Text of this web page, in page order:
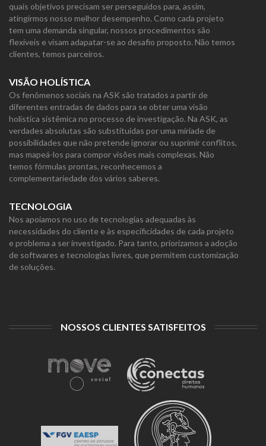
quais objetivos precisam ser perseguidos para, assim,
atingirmos nosso melhor desempenho. Como cada projeto
tem uma demanda singular, nossos procedimentos são
flexíveis e visam adapatar-se ao desafio proposto. Não temos
clientes, temos parceiros.
VISÃO HOLÍSTICA
Os fenômenos sociais na ASK são tratados a partir de
diferentes entradas de dados para se obter uma visão
holística sistêmica no processo de investigação. Na ASK, as
verdades absolutas são substituídas por uma miríade de
possibilidades que não pretende ignorar ou suprimir conflitos,
mas mapeá-los para compor visões mais complexas. Não
temos fórmulas prontas, reconhecemos a
complementariedade dos vários saberes.
TECNOLOGIA
Nos apoiamos no uso de tecnologias adequadas às
necessidades do cliente e às especificidades de cada projeto
e problema a ser investigado. Para tanto, priorizamos a adoção
de softwares e tecnologias livres, que permitem customização
de soluções.
NOSSOS CLIENTES SATISFEITOS